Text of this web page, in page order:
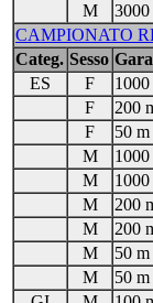
M
CAMPIONATO
Categ. Sesso Gara
ES
F
F
200
F
50
M
M
M
200
M
200
M
50
M
50